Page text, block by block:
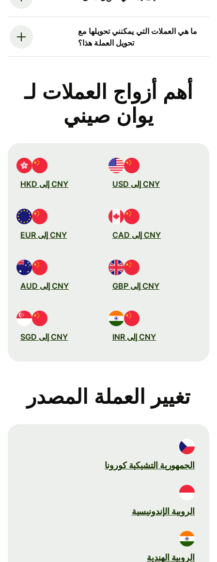
ما هي العملات التي يمكنني تحويلها مع
تحويل العملة هذا؟
أهم أزواج العملات لـ
يوان صيني
CNY إلى USD CNY إلى HKD
CNY إلى CAD CNY إلى EUR
CNY إلى GBP CNY إلى AUD
CNY إلى INR CNY إلى SGD
تغيير العملة المصدر
الجمهورية التشيكية كورونا
الروبية الإندونيسية
الروبية الهندية